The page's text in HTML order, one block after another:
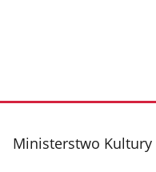
stopka
Ministerstwo